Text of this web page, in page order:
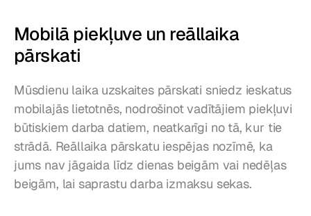
Mobilā piekļuve un reāllaika
pārskati
Mūsdienu laika uzskaites pārskati sniedz ieskatus
mobilajās lietotnēs, nodrošinot vadītājiem piekļuvi
būtiskiem darba datiem, neatkarīgi no tā, kur tie
strādā. Reāllaika pārskatu iespējas nozīmē, ka
jums nav jāgaida līdz dienas beigām vai nedēļas
beigām, lai saprastu darba izmaksu sekas.